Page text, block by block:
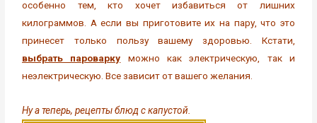
особенно тем, кто хочет избавиться от лишних
килограммов. А если вы приготовите их на пару, что это
принесет только пользу вашему здоровью. Кстати,
выбрать пароварку можно как электрическую, так и
неэлектрическую. Все зависит от вашего желания.
Ну а теперь, рецепты блюд с капустой.